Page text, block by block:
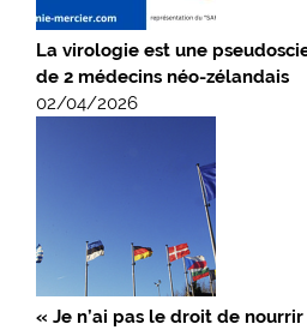
La virologie est une
de 2 médecins néo-zélandais
02/04/2026
« Je n’ai pas le droit de